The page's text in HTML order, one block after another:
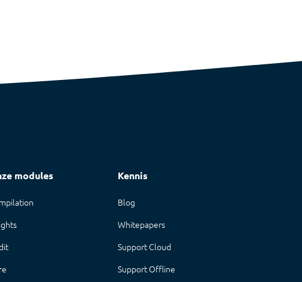
modules Kennis
Blog
Whitepapers
Support Cloud
Support Offline